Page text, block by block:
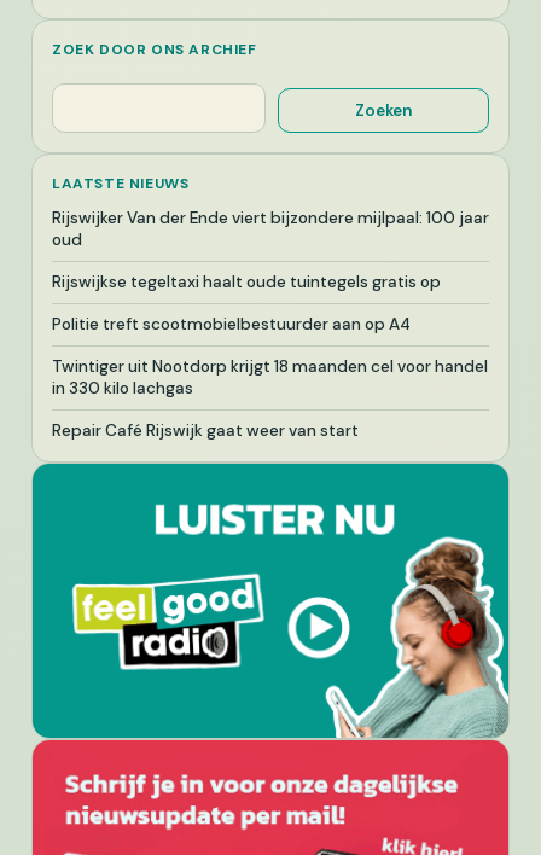
ZOEK DOOR ONS ARCHIEF
Zoeken
Zoeken
LAATSTE NIEUWS
Rijswijker Van der Ende viert bijzondere mijlpaal: 100 jaar
oud
Rijswijkse tegeltaxi haalt oude tuintegels gratis op
Politie treft scootmobielbestuurder aan op A4
Twintiger uit Nootdorp krijgt 18 maanden cel voor handel
in 330 kilo lachgas
Repair Café Rijswijk gaat weer van start